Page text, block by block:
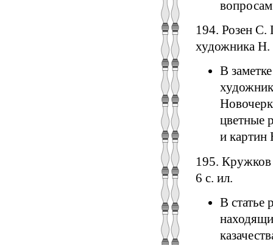
194. Розен
художника
В
цветные
и
195.
6 с. ил.
В статье